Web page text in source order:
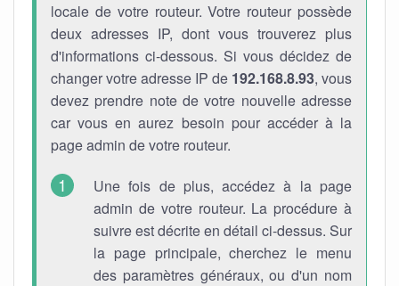
locale de votre routeur. Votre routeur possède
deux adresses IP, dont vous trouverez plus
d'informations ci-dessous. Si vous décidez de
changer votre adresse IP de 192.168.8.93, vous
devez prendre note de votre nouvelle adresse
car vous en aurez besoin pour accéder à la
page admin de votre routeur.
Une fois de plus, accédez à la page
admin de votre routeur. La procédure à
suivre est décrite en détail ci-dessus. Sur
la page principale, cherchez le menu
des paramètres généraux, ou d'un nom